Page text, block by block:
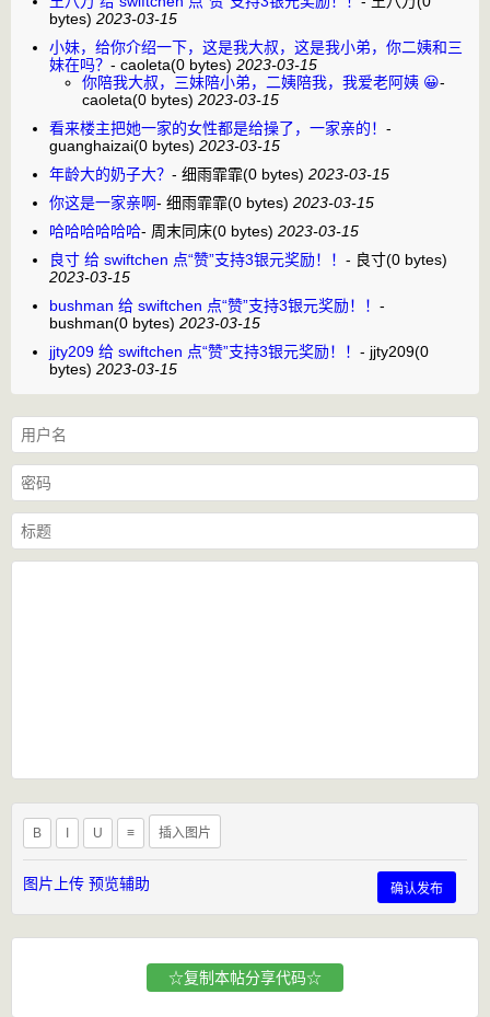
bytes) 2023-03-15
小妹，给你介绍一下，这是我大叔，这是我小弟，你二姨和三
妹在吗？ - caoleta(0 bytes) 2023-03-15
你陪我大叔，三妹陪小弟，二姨陪我，我爱老阿姨 😀-
caoleta(0 bytes) 2023-03-15
看来楼主把她一家的女性都是给操了，一家亲的！ -
guanghaizai(0 bytes) 2023-03-15
年龄大的奶子大？ - 细雨霏霏(0 bytes) 2023-03-15
你这是一家亲啊- 细雨霏霏(0 bytes) 2023-03-15
哈哈哈哈哈哈- 周末同床(0 bytes) 2023-03-15
良寸 给 swiftchen 点“赞”支持3银元奖励！！ - 良寸(0 bytes)
2023-03-15
bushman 给 swiftchen 点“赞”支持3银元奖励！！ -
bushman(0 bytes) 2023-03-15
jjty209 给 swiftchen 点“赞”支持3银元奖励！！ - jjty209(0
bytes) 2023-03-15
B U ≡ 插入图片
图片上传 预览辅助 确认发布
☆复制本帖分享代码☆